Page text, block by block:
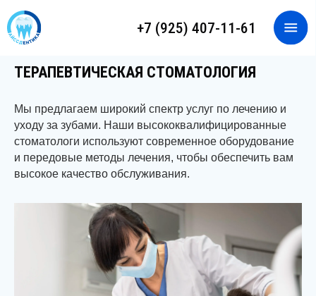
+7 (925) 407-11-61
ТЕРАПЕВТИЧЕСКАЯ СТОМАТОЛОГИЯ
Мы предлагаем широкий спектр услуг по лечению и
уходу за зубами. Наши высококвалифицированные
стоматологи используют современное оборудование
и передовые методы лечения, чтобы обеспечить вам
высокое качество обслуживания.